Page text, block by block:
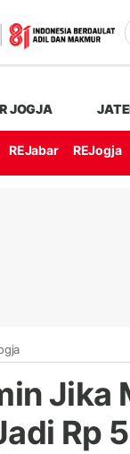
JOGJA
REJabar REJogja
Jika
Rp